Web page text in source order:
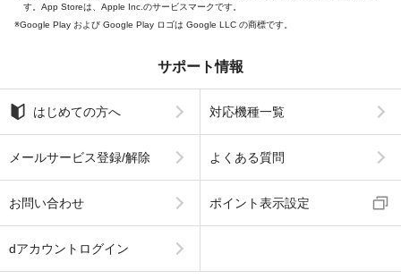
す。App Storeは、Apple Inc.のサービスマークです。
Google Play および Google Play ロゴは Google LLC の商標です。
サポート情報
はじめての方へ 対応機種一覧
メールサービス登録/解除 よくある質問
お問い合わせ ポイント表示設定
dアカウントログイン